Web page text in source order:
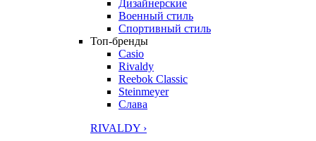
Дизайнерские
Военный стиль
Спортивный стиль
Топ-бренды
Casio
Rivaldy
Reebok Classic
Steinmeyer
Слава
RIVALDY ›